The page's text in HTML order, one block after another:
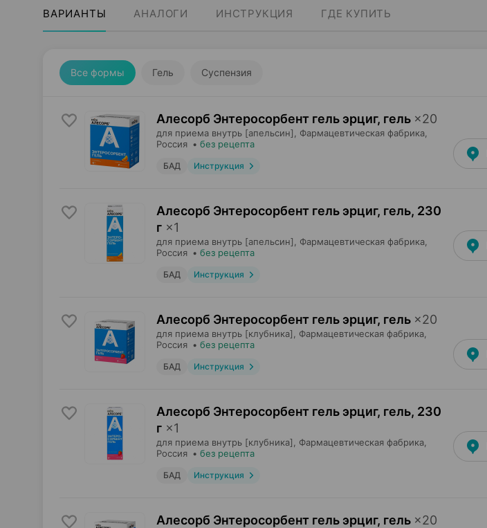
ВАРИАНТЫ АНАЛОГИ ИНСТРУКЦИЯ ГДЕ КУПИТЬ
Все формы Гель Суспензия
Алесорб Энтеросорбент гель эрциг, гель ×20
для приема внутрь [апельсин], Фармацевтическая фабрика
Россия • без рецепта
БАД Инструкция
Алесорб Энтеросорбент гель эрциг, гель, 230
г ×1
для приема внутрь [апельсин], Фармацевтическая фабрика
Россия • без рецепта
БАД Инструкция
Алесорб Энтеросорбент гель эрциг, гель ×20
для приема внутрь [клубника], Фармацевтическая фабрика
Россия • без рецепта
БАД Инструкция
Алесорб Энтеросорбент гель эрциг, гель, 230
г ×1
для приема внутрь [клубника], Фармацевтическая фабрика
Россия • без рецепта
БАД Инструкция
Алесорб Энтеросорбент гель эрциг, гель ×20